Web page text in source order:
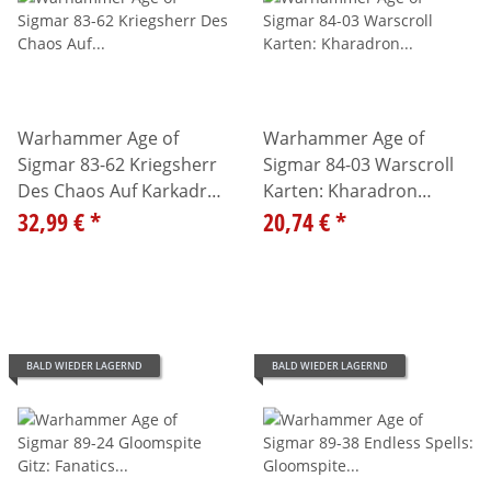
Warhammer Age of
Sigmar 83-62 Kriegsherr
Des Chaos Auf Karkadrak
99120201124
32,99 €*
Warhammer Age of
Sigmar 84-03 Warscroll
Karten: Kharadron
Overlords
20,74 €*
BALD WIEDER LAGERND BALD WIEDER LAGERND